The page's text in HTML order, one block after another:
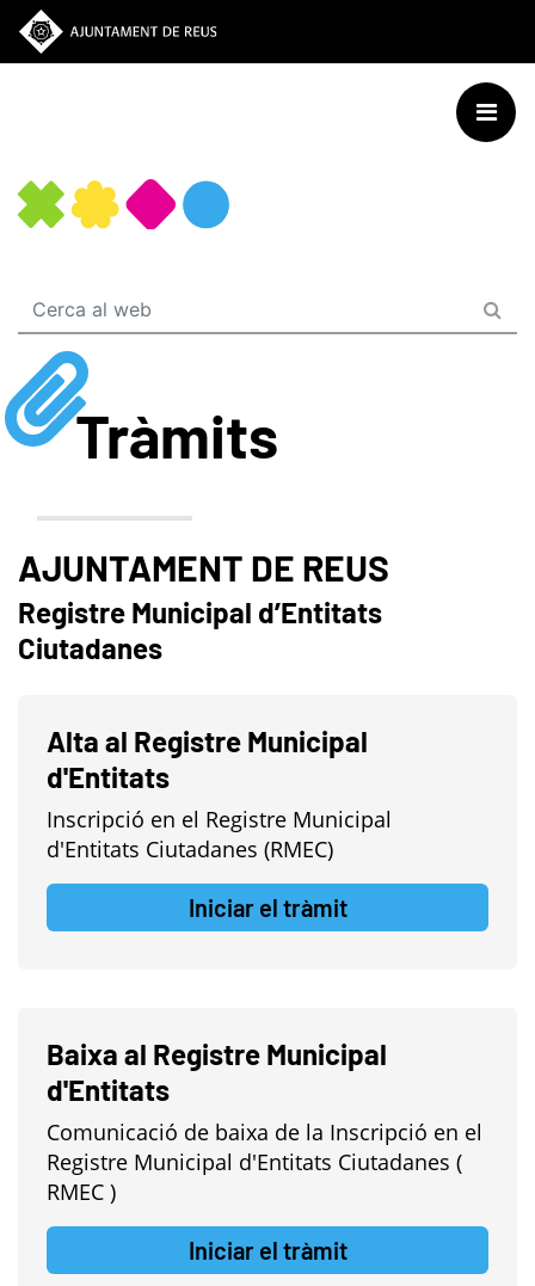
Vés
Tràmits
AJUNTAMENT DE REUS
Registre Municipal d’Entitats
Ciutadanes
Alta al Registre Municipal
d'Entitats
Inscripció en el Registre Municipal
d'Entitats Ciutadanes (RMEC)
Iniciar el tràmit
Baixa al Registre Municipal
d'Entitats
Comunicació de baixa de la Inscripció en el
Registre Municipal d'Entitats Ciutadanes (
RMEC )
Iniciar el tràmit